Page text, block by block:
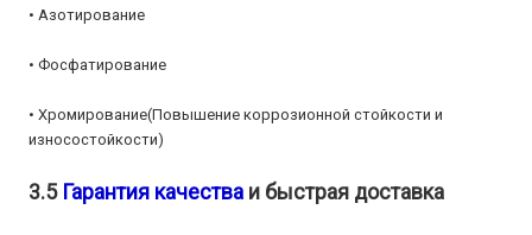
• Азотирование
• Фосфатирование
• Хромирование(Повышение коррозионной стойкости и
износостойкости)
3.5 Гарантия качества и быстрая доставка